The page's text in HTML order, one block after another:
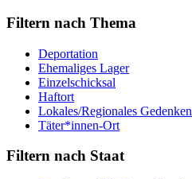
Filtern nach Thema
Deportation
Ehemaliges Lager
Einzelschicksal
Haftort
Lokales/Regionales Gedenken
Täter*innen-Ort
Filtern nach Staat